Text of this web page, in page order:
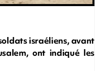
israéliens, avant
ont indiqué les